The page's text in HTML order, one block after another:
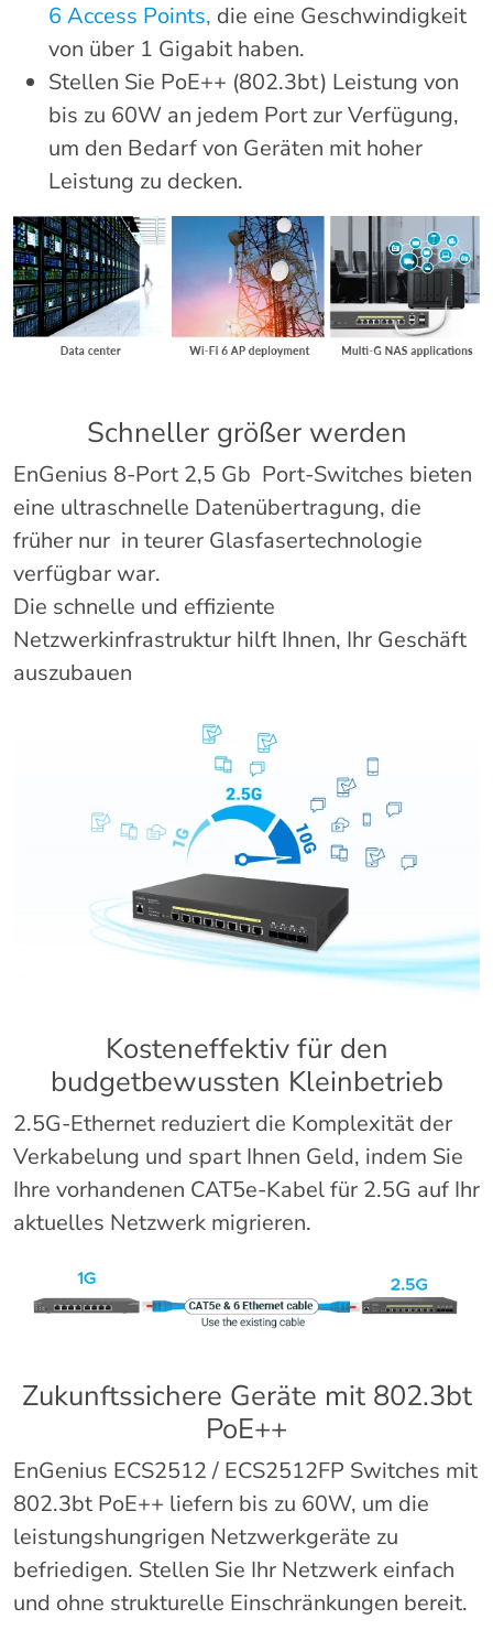
6 Access Points, die eine Geschwindigkeit
von über 1 Gigabit haben.
Stellen Sie PoE++ (802.3bt) Leistung von
bis zu 60W an jedem Port zur Verfügung,
um den Bedarf von Geräten mit hoher
Leistung zu decken.
Schneller größer werden
EnGenius 8-Port 2,5 Gb Port-Switches bieten
eine ultraschnelle Datenübertragung, die
früher nur in teurer Glasfasertechnologie
verfügbar war.
Die schnelle und effiziente
Netzwerkinfrastruktur hilft Ihnen, Ihr Geschäft
auszubauen
Kosteneffektiv für den
budgetbewussten Kleinbetrieb
2.5G-Ethernet reduziert die Komplexität der
Verkabelung und spart Ihnen Geld, indem Sie
Ihre vorhandenen CAT5e-Kabel für 2.5G auf Ihr
aktuelles Netzwerk migrieren.
Zukunftssichere Geräte mit 802.3bt
PoE++
EnGenius ECS2512 / ECS2512FP Switches mit
802.3bt PoE++ liefern bis zu 60W, um die
leistungshungrigen Netzwerkgeräte zu
befriedigen. Stellen Sie Ihr Netzwerk einfach
und ohne strukturelle Einschränkungen bereit.